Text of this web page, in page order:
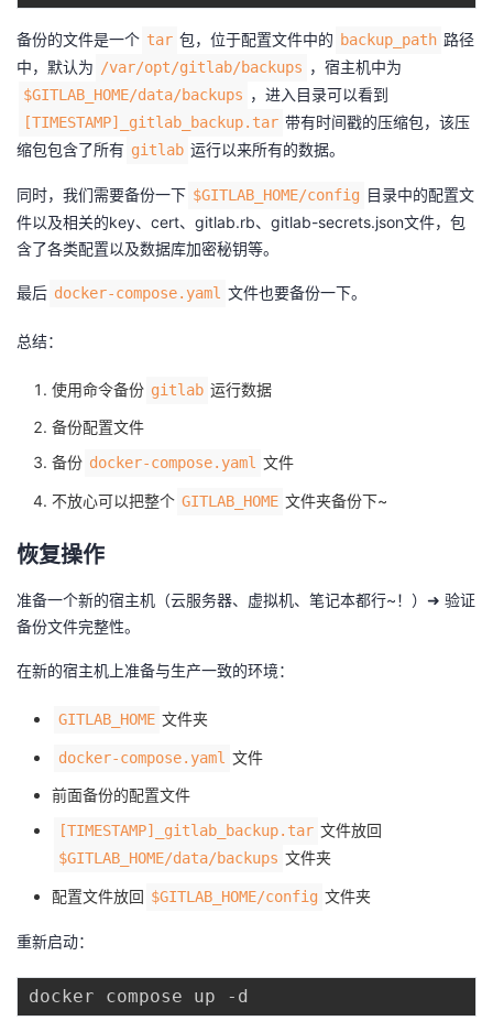
备份的文件是一个 tar 包，位于配置文件中的 backup_path 路径
中，默认为 /var/opt/gitlab/backups ，宿主机中为
$GITLAB_HOME/data/backups ，进入目录可以看到
[TIMESTAMP]_gitlab_backup.tar 带有时间戳的压缩包，该压
缩包包含了所有 gitlab 运行以来所有的数据。
同时，我们需要备份一下 $GITLAB_HOME/config 目录中的配置文
件以及相关的key、cert、gitlab.rb、gitlab-secrets.json文件，包
含了各类配置以及数据库加密秘钥等。
最后 docker-compose.yaml 文件也要备份一下。
总结：
使用命令备份 gitlab 运行数据
备份配置文件
备份 docker-compose.yaml 文件
不放心可以把整个 GITLAB_HOME 文件夹备份下~
恢复操作
准备一个新的宿主机（云服务器、虚拟机、笔记本都行~！）➜ 验证
备份文件完整性。
在新的宿主机上准备与生产一致的环境：
GITLAB_HOME 文件夹
docker-compose.yaml 文件
前面备份的配置文件
[TIMESTAMP]_gitlab_backup.tar 文件放回
$GITLAB_HOME/data/backups 文件夹
配置文件放回 $GITLAB_HOME/config 文件夹
重新启动：